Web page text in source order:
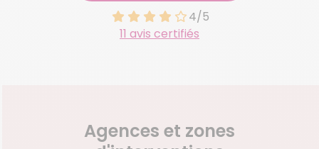
4/5
11 avis certifiés
Agences et zones